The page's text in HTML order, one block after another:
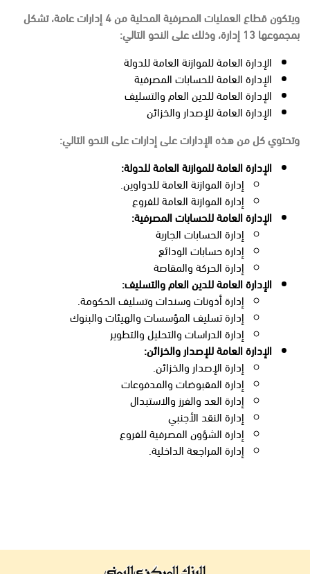
ويتكون قطاع العمليات المصرفية المحلية من 4 إدارات عامة، تشكل
بمجموعها 13 إدارة، وذلك على النحو التالي:
الإدارة العامة للموازنة العامة للدولة
الإدارة العامة للحسابات المصرفية
الإدارة العامة للدين العام والتسليف
الإدارة العامة للإصدار والخزائن
وتحتوي كل من هذه الإدارات على إدارات على النحو التالي:
الإدارة العامة للموازنة العامة للدولة:
إدارة الموازنة العامة للدواوين.
إدارة الموازنة العامة للفروع
الإدارة العامة للحسابات المصرفية:
إدارة الحسابات الجارية
إدارة حسابات الودائع
إدارة الحركة والمقاصة
الإدارة العامة للدين العام والتسليف:
إدارة أذونات وسندات وتسليف الحكومة.
إدارة تسليف المؤسسات والهيئات والبنوك
إدارة الدراسات والتحليل والتطوير
الإدارة العامة للإصدار والخزائن:
إدارة الإصدار والخزائن.
إدارة المقبوضات والمدفوعات
إدارة العد والفرز والاستبدال
إدارة النقد الأجنبي
إدارة الشؤون المصرفية للفروع
إدارة المراجعة الداخلية.